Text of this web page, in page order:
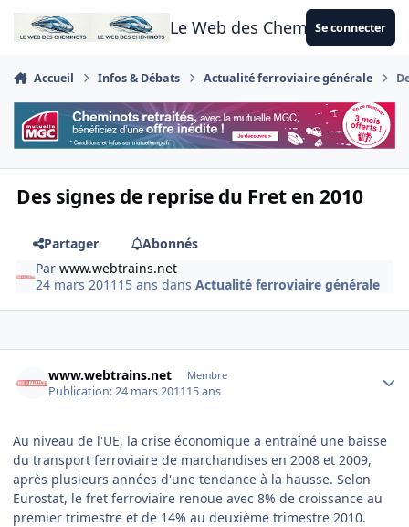
Aller au contenu
Le Web des CheminotsSe connecter
Accueil Infos & Débats Actualité ferroviaire générale
Des signes de reprise du Fret en 2010
Partager
Abonnés
Parwww.webtrains.net
24 mars 2011 15 ans dansActualité ferroviaire générale
www.webtrains.net Membre
Publication:24 mars 201115 ans
Au niveau de l'UE, la crise économique a entraîné une baisse
du transport ferroviaire de marchandises en 2008 et 2009,
après plusieurs années d'une tendance à la hausse. Selon
Eurostat, le fret ferroviaire renoue avec 8% de croissance au
premier trimestre et de 14% au deuxième trimestre 2010.